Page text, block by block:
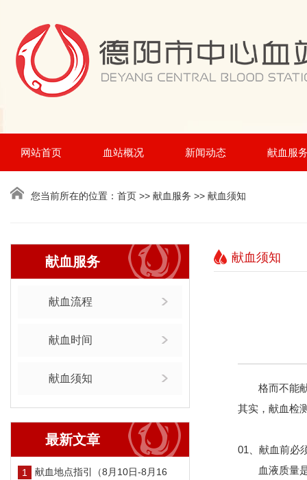
网站首页 血站概况 新闻动态 献血服
您当前所在的位置： 首页 >> 献血服务 >> 献血须知
献血服务
献血流程
献血时间
献血须知
最新文章
1
献血地点指引（8月10日-8月16
献血须知
格而不能
其实，献血检
01、献血前必
血液质量